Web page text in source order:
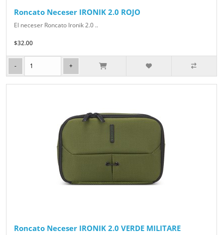
Roncato Neceser IRONIK 2.0 ROJO
El neceser Roncato Ironik 2.0 ..
$32.00
Roncato Neceser IRONIK 2.0 VERDE MILITARE